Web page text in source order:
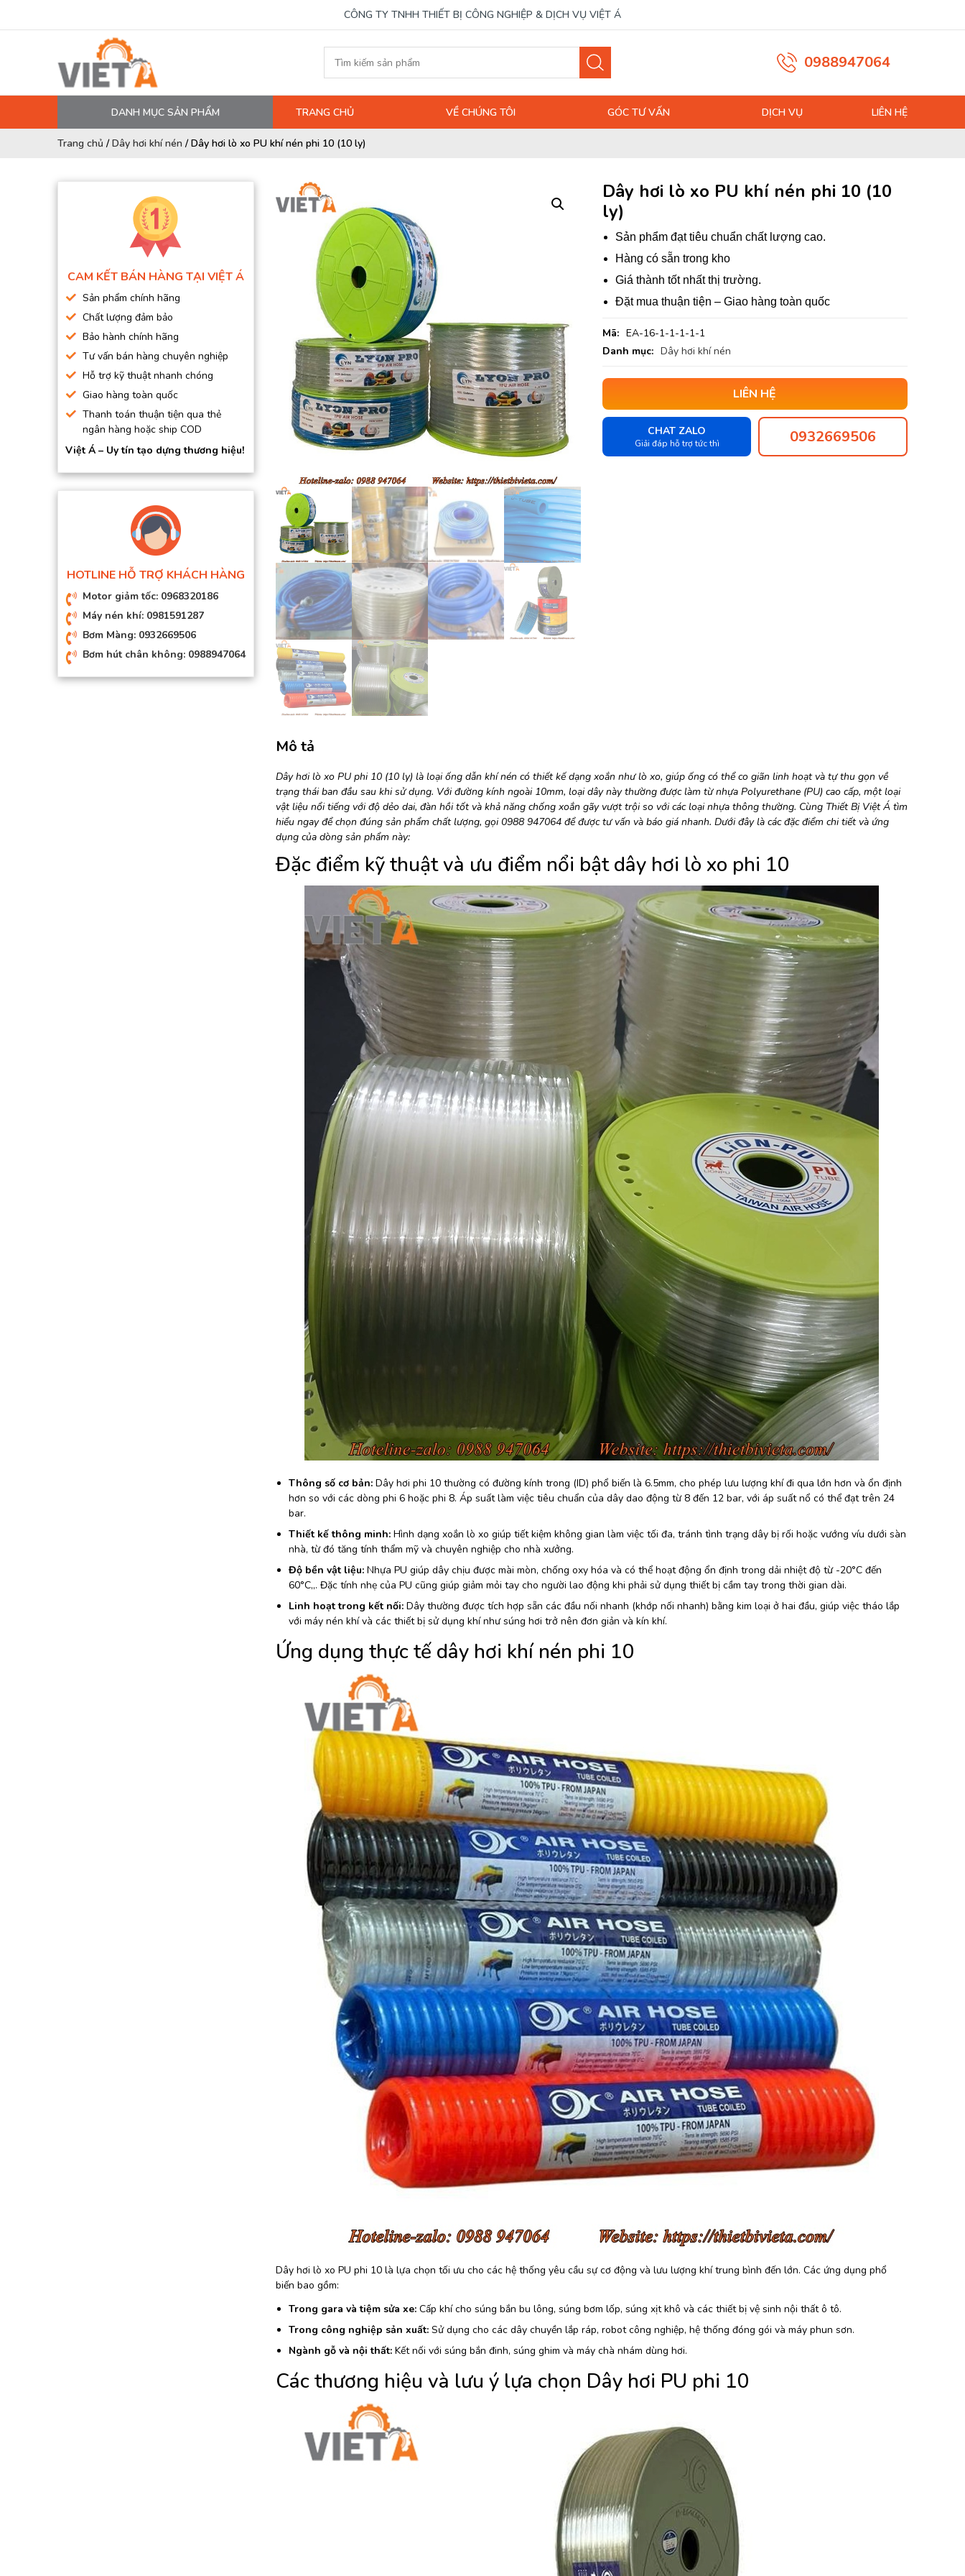
CÔNG TY TNHH THIẾT BỊ CÔNG NGHIỆP & DỊCH VỤ VIỆT Á
0988947064
DANH MỤC SẢN PHẨM
MÁY NÉN KHÍ
DẦU MÁY NÉN KHÍ
DÂY HƠI, ỐNG HƠI
BƠM MÀNG KHÍ NÉN
BƠM HÚT CHÂN KHÔNG
BƠM ĐỊNH LƯỢNG
MOTOR, HỘP GIẢM TỐC
MÁY TẠO KHÍ NITO
TRANG CHỦ VỀ CHÚNG TÔI GÓC TƯ VẤN DỊCH VỤ LIÊN HỆ
Trang chủ /Dây hơi khí nén /Dây hơi lò xo PU khí nén phi 10 (10 ly)
CAM KẾT BÁN HÀNG TẠI VIỆT Á
Sản phẩm chính hãng
Chất lượng đảm bảo
Bảo hành chính hãng
Tư vấn bán hàng chuyên nghiệp
Hỗ trợ kỹ thuật nhanh chóng
Giao hàng toàn quốc
Thanh toán thuận tiện qua thẻ
ngân hàng hoặc ship COD
Việt Á – Uy tín tạo dựng thương hiệu!
HOTLINE HỖ TRỢ KHÁCH HÀNG
Motor giảm tốc: 0968320186
Máy nén khí: 0981591287
Bơm Màng: 0932669506
Bơm hút chân không: 0988947064
Dây hơi lò xo PU khí nén phi 10 (10
ly)
Sản phẩm đạt tiêu chuẩn chất lượng cao.
Hàng có sẵn trong kho
Giá thành tốt nhất thị trường.
Đặt mua thuận tiện – Giao hàng toàn quốc
Mã: EA-16-1-1-1-1-1
Danh mục: Dây hơi khí nén
LIÊN HỆ
CHAT ZALO
Giải đáp hỗ trợ tức thì 0932669506
Mô tả
Dây hơi lò xo PU phi 10 (10 ly) là loại ống dẫn khí nén có thiết kế dạng xoắn như lò xo, giúp ống có thể co giãn linh hoạt và tự thu gọn về
trạng thái ban đầu sau khi sử dụng. Với đường kính ngoài 10mm, loại dây này thường được làm từ nhựa Polyurethane (PU) cao cấp, một loại
vật liệu nổi tiếng với độ dẻo dai, đàn hồi tốt và khả năng chống xoắn gãy vượt trội so với các loại nhựa thông thường. Cùng Thiết Bị Việt Á tìm
hiểu ngay để chọn đúng sản phẩm chất lượng, gọi 0988 947064 để được tư vấn và báo giá nhanh. Dưới đây là các đặc điểm chi tiết và ứng
dụng của dòng sản phẩm này:
Đặc điểm kỹ thuật và ưu điểm nổi bậtdây hơi lò xo phi 10
Thông số cơ bản:Dây hơi phi 10 thường có đường kính trong (ID) phổ biến là 6.5mm, cho phép lưu lượng khí đi qua lớn hơn và ổn định
hơn so với các dòng phi 6 hoặc phi 8. Áp suất làm việc tiêu chuẩn của dây dao động từ 8 đến 12 bar, với áp suất nổ có thể đạt trên 24
bar.
Thiết kế thông minh:Hình dạng xoắn lò xo giúp tiết kiệm không gian làm việc tối đa, tránh tình trạng dây bị rối hoặc vướng víu dưới sàn
nhà, từ đó tăng tính thẩm mỹ và chuyên nghiệp cho nhà xưởng.
Độ bền vật liệu:Nhựa PU giúp dây chịu được mài mòn, chống oxy hóa và có thể hoạt động ổn định trong dải nhiệt độ từ -20°C đến
60°C,,. Đặc tính nhẹ của PU cũng giúp giảm mỏi tay cho người lao động khi phải sử dụng thiết bị cầm tay trong thời gian dài.
Linh hoạt trong kết nối:Dây thường được tích hợp sẵn các đầu nối nhanh (khớp nối nhanh) bằng kim loại ở hai đầu, giúp việc tháo lắp
với máy nén khí và các thiết bị sử dụng khí như súng hơi trở nên đơn giản và kín khí.
Ứng dụng thực tế dây hơi khí nén phi 10
Dây hơi lò xo PU phi 10 là lựa chọn tối ưu cho các hệ thống yêu cầu sự cơ động và lưu lượng khí trung bình đến lớn. Các ứng dụng phổ
biến bao gồm:
Trong gara và tiệm sửa xe:Cấp khí cho súng bắn bu lông, súng bơm lốp, súng xịt khô và các thiết bị vệ sinh nội thất ô tô.
Trong công nghiệp sản xuất:Sử dụng cho các dây chuyền lắp ráp, robot công nghiệp, hệ thống đóng gói và máy phun sơn.
Ngành gỗ và nội thất:Kết nối với súng bắn đinh, súng ghim và máy chà nhám dùng hơi.
Các thương hiệu và lưu ý lựa chọn Dây hơi PU phi 10